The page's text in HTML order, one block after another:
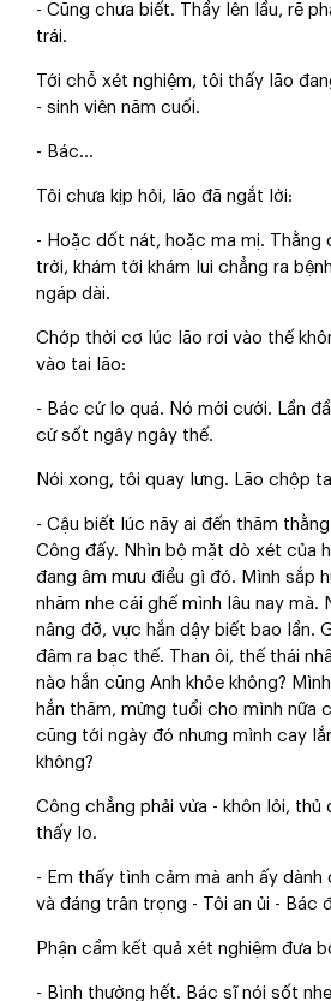
- Cũng chưa biết. Thầy lên lầu, rẽ
trái.
Tới chỗ xét nghiệm, tôi thấy lão
- sinh viên năm cuối.
- Bác…
Tôi chưa kịp hỏi, lão đã ngắt lời:
- Hoặc dốt nát, hoặc ma mị. Thằng
trời, khám tới khám lui chẳng ra
ngáp dài.
Chớp thời cơ lúc lão rơi vào thế
vào tai lão:
- Bác cứ lo quá. Nó mới cưới. Lần
cứ sốt ngây ngây thế.
Nói xong, tôi quay lưng. Lão chộp
- Cậu biết lúc nãy ai đến thăm
Công đấy. Nhìn bộ mặt dò xét của
đang âm mưu điều gì đó. Mình sắp
nhăm nhe cái ghế mình lâu nay mà.
nâng đỡ, vực hắn dậy biết bao lần.
đâm ra bạc thế. Than ôi, thế thái
nào hắn cũng Anh khỏe không?
hắn thăm, mừng tuổi cho mình nữa
cũng tới ngày đó nhưng mình cay
không?
Công chẳng phải vừa - khôn lỏi, thủ
thấy lo.
- Em thấy tình cảm mà anh ấy dành
và đáng trân trọng - Tôi an ủi - Bác
Phận cầm kết quả xét nghiệm đưa
- Bình thường hết. Bác sĩ nói sốt